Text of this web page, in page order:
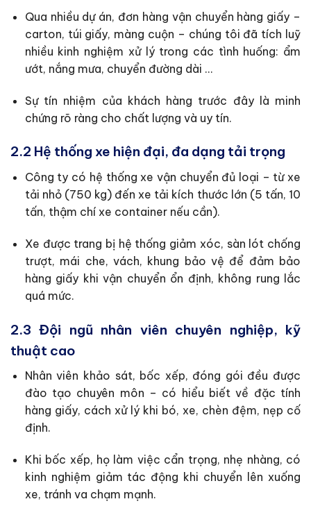
Qua nhiều dự án, đơn hàng vận chuyển hàng giấy –
carton, túi giấy, màng cuộn – chúng tôi đã tích luỹ
nhiều kinh nghiệm xử lý trong các tình huống: ẩm
ướt, nắng mưa, chuyển đường dài …
Sự tín nhiệm của khách hàng trước đây là minh
chứng rõ ràng cho chất lượng và uy tín.
2.2 Hệ thống xe hiện đại, đa dạng tải trọng
Công ty có hệ thống xe vận chuyển đủ loại – từ xe
tải nhỏ (750 kg) đến xe tải kích thước lớn (5 tấn, 10
tấn, thậm chí xe container nếu cần).
Xe được trang bị hệ thống giảm xóc, sàn lót chống
trượt, mái che, vách, khung bảo vệ để đảm bảo
hàng giấy khi vận chuyển ổn định, không rung lắc
quá mức.
2.3 Đội ngũ nhân viên chuyên nghiệp, kỹ
thuật cao
Nhân viên khảo sát, bốc xếp, đóng gói đều được
đào tạo chuyên môn – có hiểu biết về đặc tính
hàng giấy, cách xử lý khi bó, xe, chèn đệm, nẹp cố
định.
Khi bốc xếp, họ làm việc cẩn trọng, nhẹ nhàng, có
kinh nghiệm giảm tác động khi chuyển lên xuống
xe, tránh va chạm mạnh.